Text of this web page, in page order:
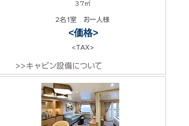
37㎡
2名1室 お一人様
<価格>
<TAX>
>>キャビン設備について